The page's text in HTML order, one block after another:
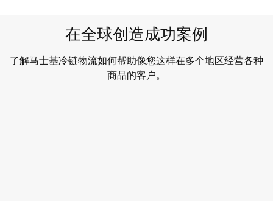
在全球创造成功案例
了解马士基冷链物流如何帮助像您这样在多个地区经营各种
商品的客户。